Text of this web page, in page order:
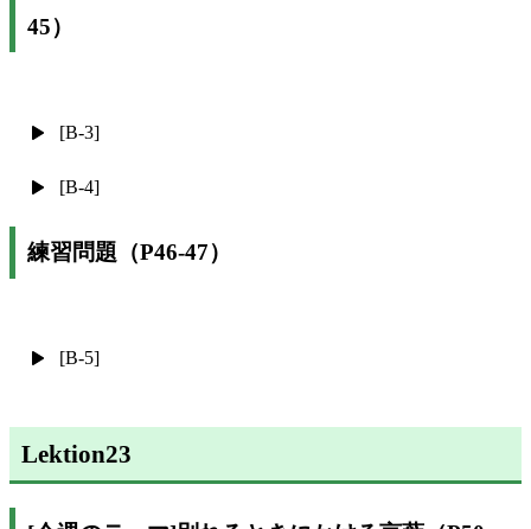
45）
[B-3]
[B-4]
練習問題（P46-47）
[B-5]
Lektion23